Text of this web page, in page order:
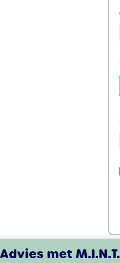
Advies met M.I.N.T.